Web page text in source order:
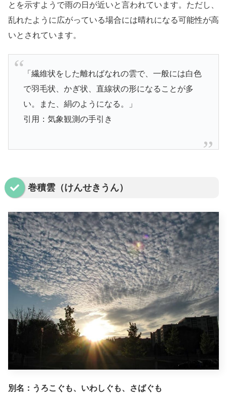
とを示すようで雨の日が近いと言われています。ただし、
乱れたように広がっている場合には晴れになる可能性が高
いとされています。
「繊維状をした離ればなれの雲で、一般には白色
で羽毛状、かぎ状、直線状の形になることが多
い。また、絹のようになる。」
引用：気象観測の手引き
巻積雲（けんせきうん）
別名：うろこぐも、いわしぐも、さばぐも